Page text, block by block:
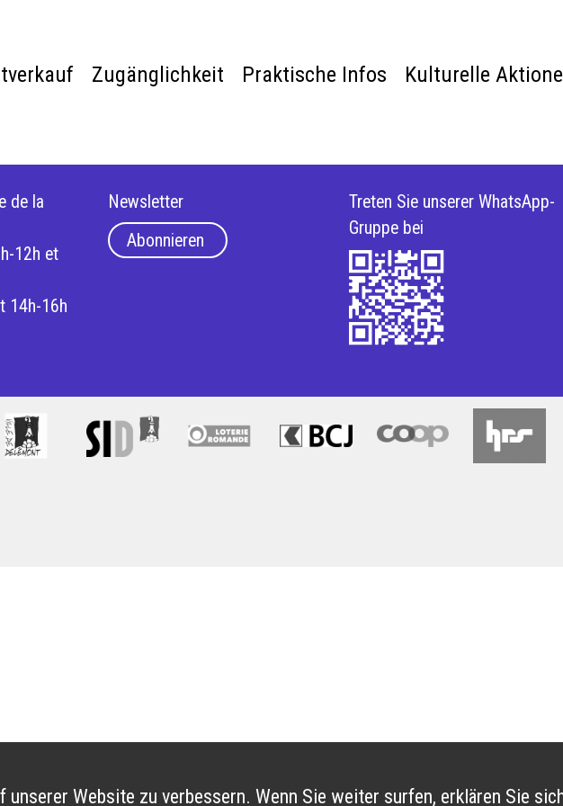
Zugänglichkeit Praktische Infos Kulturelle
de la
12h et
14h-16h
Newsletter
Abonnieren
Treten Sie unserer WhatsApp-
Gruppe bei
Website zu verbessern. Wenn Sie weiter surfen, erklären Sie